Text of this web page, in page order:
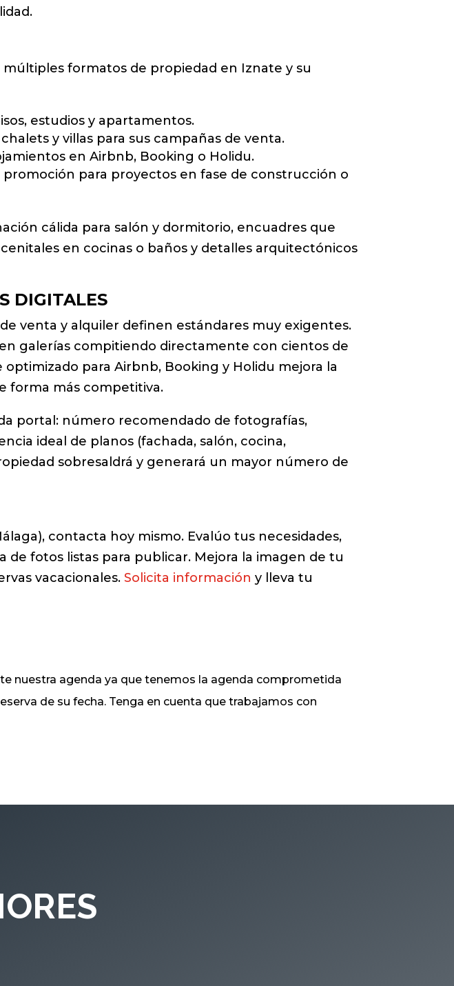
formatos de propiedad en Iznate y su
estudios y apartamentos.
y villas para sus campañas de venta.
en Airbnb, Booking o Holidu.
para proyectos en fase de construcción o
cálida para salón y dormitorio, encuadres que
en cocinas o baños y detalles arquitectónicos
DIGITALES
venta y alquiler definen estándares muy exigentes.
galerías compitiendo directamente con cientos de
para Airbnb, Booking y Holidu mejora la
forma más competitiva.
portal: número recomendado de fotografías,
ideal de planos (fachada, salón, cocina,
sobresaldrá y generará un mayor número de
contacta hoy mismo. Evalúo tus necesidades,
fotos listas para publicar. Mejora la imagen de tu
vacacionales.Solicita información y lleva tu
nuestra agenda ya que tenemos la agenda comprometida
de su fecha. Tenga en cuenta que trabajamos con